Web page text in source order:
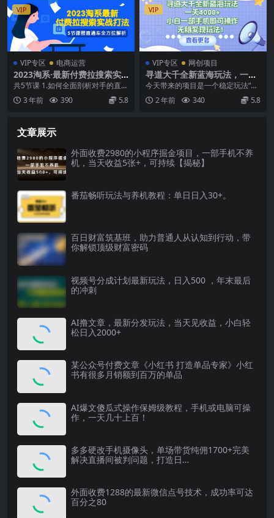
VIP
VIP专区 电商运营
2023淘系·最新付费拉搜索实
战打法，5节课程直通车全方
共5节课 1.如何全面剖析对手的直通
车？ 2.通过直通车表现判断打法 3.
不同策...
3 年前 390 5.8
VIP
VIP专区 网创项目
寻道大千全新蓝海玩法，一天
4000+，小白一部手机即可操
今天带来的项目是一个稳定玩法“寻
道大千全新蓝海玩法，一天4000
+，小白一部手机...
2 年前 340 5.8
文章展示
外面收费2980的小程序掘金项目，一部手机不养
机，当天收益5张+，可持续【揭秘】
番茄畅听玩法与养机教程：单日日入30+。
百日财富筑基班，助力普通人从认知到行动，带
你解锁顶级财富密码
视频号分成计划最新玩法，日入500 ，年末最后
的冲刺
AI撸文章，最新分发玩法，当天见收益，小白轻
松日入2000+
某公众号付费文章《小红书 打造单品专家》小红
书有很多月销额到百万的单品
AI爆文傻瓜式操作保姆级教程，手机或电脑可操
作，一天几十上百！
多多硬改手机摄像头，单场带货纯佣1700+完美
解决直播间被判问题，打造日…
外面收费1288的最新微信点号技术，成功率可达
百分之80